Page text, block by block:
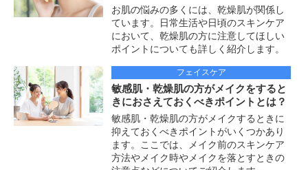
お肌の悩みの多くには、乾燥肌が関係し
ています。日常生活や日頃のスキンケア
において、乾燥肌の方に注意してほしい
ポイントについても詳しく紹介します。
フェイスケア
敏感肌・乾燥肌の方がメイクをすると
きにおさえておくべきポイントとは？
敏感肌・乾燥肌の方がメイクするときに
抑えておくべきポイントがいくつかあり
ます。ここでは、メイク前のスキンケア
方法やメイク時やメイクを落とすときの